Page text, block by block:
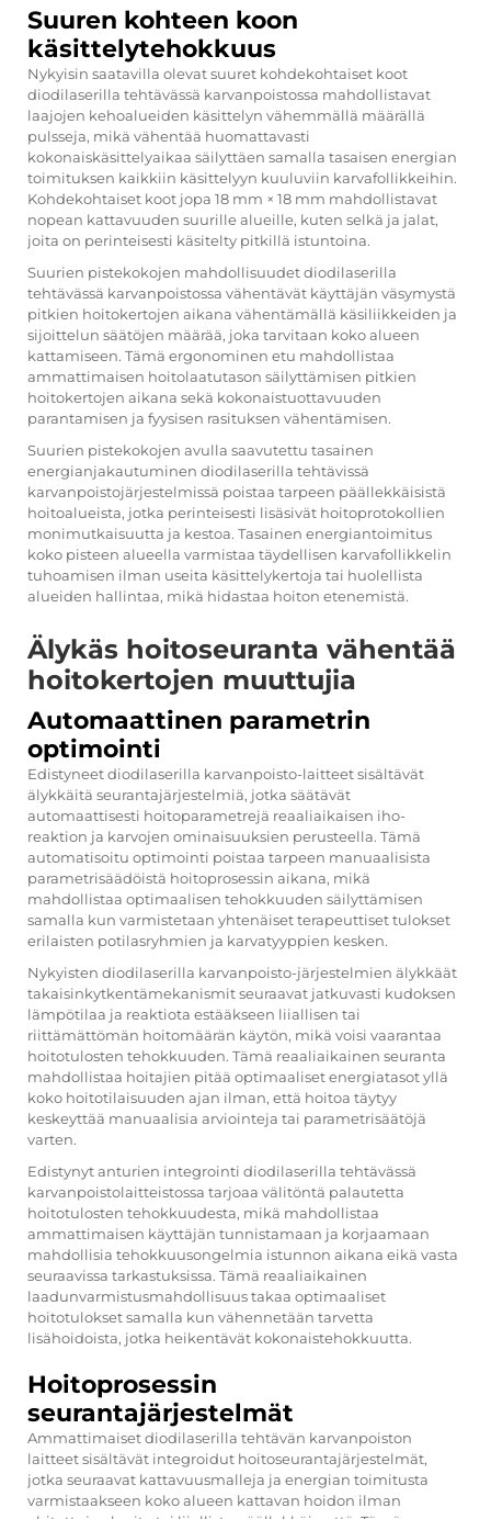
Suuren kohteen koon
käsittelytehokkuus
Nykyisin saatavilla olevat suuret kohdekohtaiset koot
diodilaserilla tehtävässä karvanpoistossa mahdollistavat
laajojen kehoalueiden käsittelyn vähemmällä määrällä
pulsseja, mikä vähentää huomattavasti
kokonaiskäsittelyaikaa säilyttäen samalla tasaisen energian
toimituksen kaikkiin käsittelyyn kuuluviin karvafollikkeihin.
Kohdekohtaiset koot jopa 18 mm × 18 mm mahdollistavat
nopean kattavuuden suurille alueille, kuten selkä ja jalat,
joita on perinteisesti käsitelty pitkillä istuntoina.
Suurien pistekokojen mahdollisuudet diodilaserilla
tehtävässä karvanpoistossa vähentävät käyttäjän väsymystä
pitkien hoitokertojen aikana vähentämällä käsiliikkeiden ja
sijoittelun säätöjen määrää, joka tarvitaan koko alueen
kattamiseen. Tämä ergonominen etu mahdollistaa
ammattimaisen hoitolaatutason säilyttämisen pitkien
hoitokertojen aikana sekä kokonaistuottavuuden
parantamisen ja fyysisen rasituksen vähentämisen.
Suurien pistekokojen avulla saavutettu tasainen
energianjakautuminen diodilaserilla tehtävissä
karvanpoistojärjestelmissä poistaa tarpeen päällekkäisistä
hoitoalueista, jotka perinteisesti lisäsivät hoitoprotokollien
monimutkaisuutta ja kestoa. Tasainen energiantoimitus
koko pisteen alueella varmistaa täydellisen karvafollikkelin
tuhoamisen ilman useita käsittelykertoja tai huolellista
alueiden hallintaa, mikä hidastaa hoiton etenemistä.
Älykäs hoitoseuranta vähentää
hoitokertojen muuttujia
Automaattinen parametrin
optimointi
Edistyneet diodilaserilla karvanpoisto-laitteet sisältävät
älykkäitä seurantajärjestelmiä, jotka säätävät
automaattisesti hoitoparametrejä reaaliaikaisen iho-
reaktion ja karvojen ominaisuuksien perusteella. Tämä
automatisoitu optimointi poistaa tarpeen manuaalisista
parametrisäädöistä hoitoprosessin aikana, mikä
mahdollistaa optimaalisen tehokkuuden säilyttämisen
samalla kun varmistetaan yhtenäiset terapeuttiset tulokset
erilaisten potilasryhmien ja karvatyyppien kesken.
Nykyisten diodilaserilla karvanpoisto-järjestelmien älykkäät
takaisinkytkentämekanismit seuraavat jatkuvasti kudoksen
lämpötilaa ja reaktiota estääkseen liiallisen tai
riittämättömän hoitomäärän käytön, mikä voisi vaarantaa
hoitotulosten tehokkuuden. Tämä reaaliaikainen seuranta
mahdollistaa hoitajien pitää optimaaliset energiatasot yllä
koko hoitotilaisuuden ajan ilman, että hoitoa täytyy
keskeyttää manuaalisia arviointeja tai parametrisäätöjä
varten.
Edistynyt anturien integrointi diodilaserilla tehtävässä
karvanpoistolaitteistossa tarjoaa välitöntä palautetta
hoitotulosten tehokkuudesta, mikä mahdollistaa
ammattimaisen käyttäjän tunnistamaan ja korjaamaan
mahdollisia tehokkuusongelmia istunnon aikana eikä vasta
seuraavissa tarkastuksissa. Tämä reaaliaikainen
laadunvarmistusmahdollisuus takaa optimaaliset
hoitotulokset samalla kun vähennetään tarvetta
lisähoidoista, jotka heikentävät kokonaistehokkuutta.
Hoitoprosessin
seurantajärjestelmät
Ammattimaiset diodilaserilla tehtävän karvanpoiston
laitteet sisältävät integroidut hoitoseurantajärjestelmät,
jotka seuraavat kattavuusmalleja ja energian toimitusta
varmistaakseen koko alueen kattavan hoidon ilman